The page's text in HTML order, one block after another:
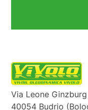
Via Leone
40054 Budrio